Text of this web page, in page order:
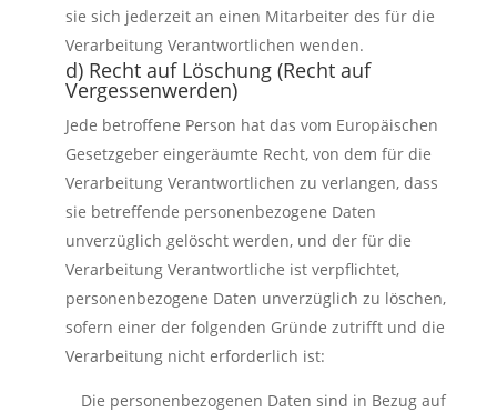
sie sich jederzeit an einen Mitarbeiter des für die
Verarbeitung Verantwortlichen wenden.
d) Recht auf Löschung (Recht auf
Vergessenwerden)
Jede betroffene Person hat das vom Europäischen
Gesetzgeber eingeräumte Recht, von dem für die
Verarbeitung Verantwortlichen zu verlangen, dass
sie betreffende personenbezogene Daten
unverzüglich gelöscht werden, und der für die
Verarbeitung Verantwortliche ist verpflichtet,
personenbezogene Daten unverzüglich zu löschen,
sofern einer der folgenden Gründe zutrifft und die
Verarbeitung nicht erforderlich ist:
Die personenbezogenen Daten sind in Bezug auf